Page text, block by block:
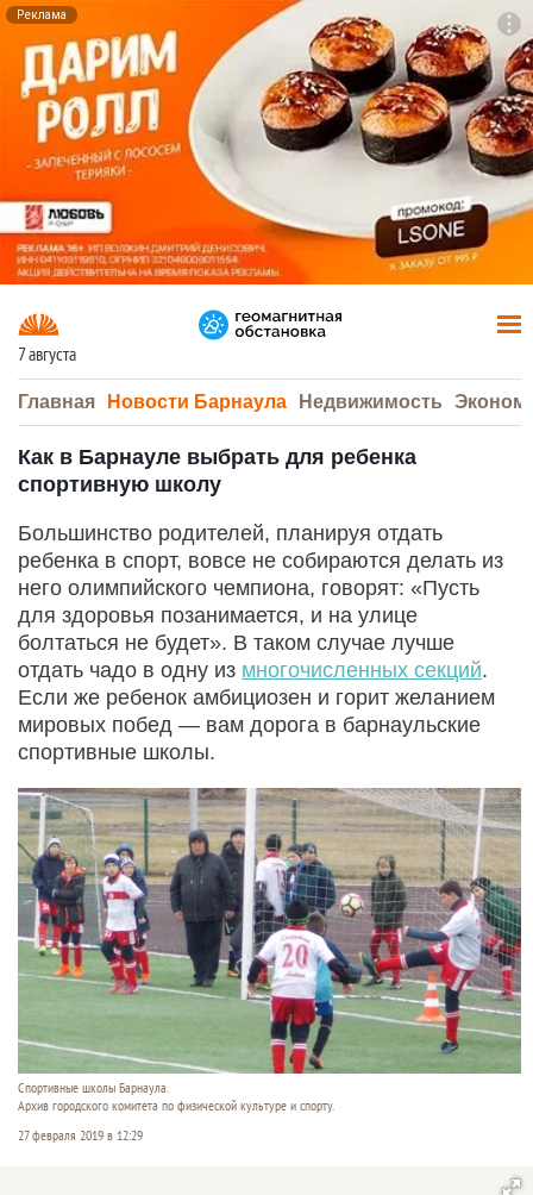
Реклама
7 августа
Главная Новости Барнаула Недвижимость
Как в Барнауле выбрать для ребенка
спортивную школу
Большинство родителей, планируя отдать
ребенка в спорт, вовсе не собираются делать из
него олимпийского чемпиона, говорят: «Пусть
для здоровья позанимается, и на улице
болтаться не будет». В таком случае лучше
отдать чадо в одну из многочисленных секций.
Если же ребенок амбициозен и горит желанием
мировых побед — вам дорога в барнаульские
спортивные школы.
Спортивные школы Барнаула.
Архив городского комитета по физической культуре и спорту.
27 февраля 2019 в 12:29